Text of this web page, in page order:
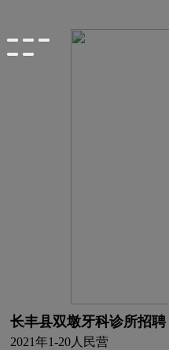
长丰县双墩牙科诊所招聘
2021年1-20人 民营